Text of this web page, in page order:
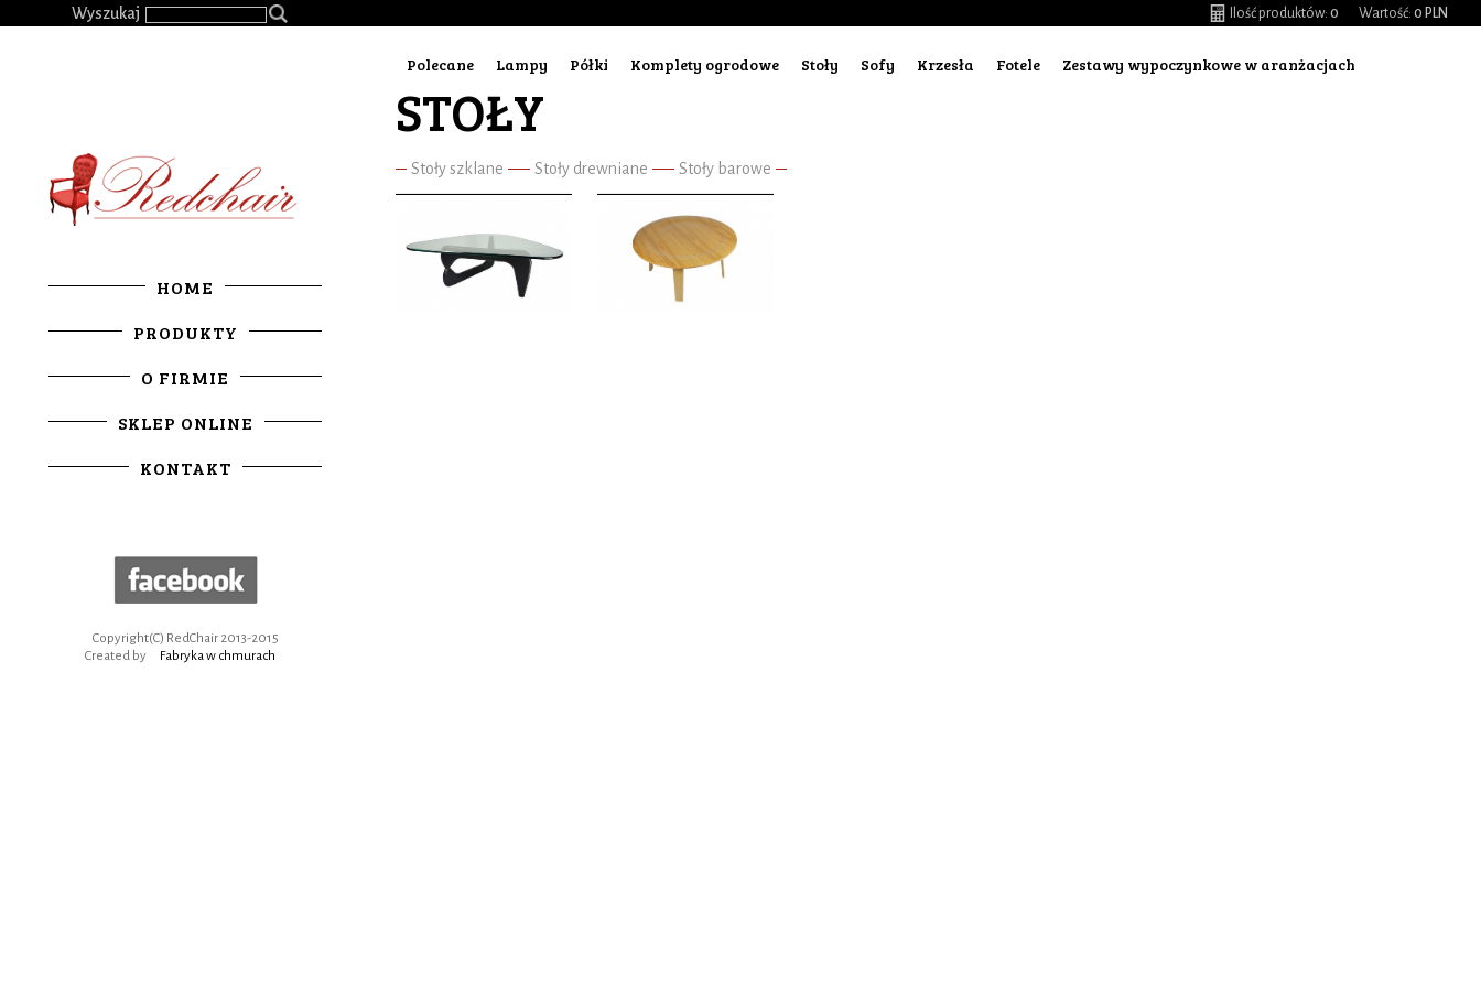
Wyszukaj Ilość produktów: 0 Wartość: 0 PLN
HOME
PRODUKTY
O FIRMIE
SKLEP ONLINE
KONTAKT
Copyright(C) RedChair 2013-2015
Created by
Fabryka w chmurach
Polecane Lampy Półki Komplety ogrodowe Stoły Sofy Krzesła Fotele Zestawy wypoczynkowe w aranżacjach
STOŁY
Stoły szklane Stoły drewniane Stoły barowe